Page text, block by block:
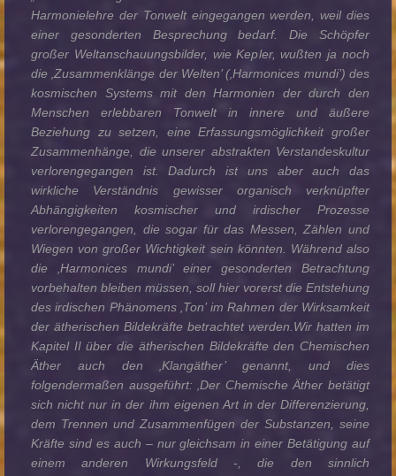
Harmonielehre der Tonwelt eingegangen werden, weil dies
einer gesonderten Besprechung bedarf. Die Schöpfer
großer Weltanschauungsbilder, wie Kepler, wußten ja noch
die ‚Zusammenklänge der Welten’ (‚Harmonices mundi’) des
kosmischen Systems mit den Harmonien der durch den
Menschen erlebbaren Tonwelt in innere und äußere
Beziehung zu setzen, eine Erfassungsmöglichkeit großer
Zusammenhänge, die unserer abstrakten Verstandeskultur
verlorengegangen ist. Dadurch ist uns aber auch das
wirkliche Verständnis gewisser organisch verknüpfter
Abhängigkeiten kosmischer und irdischer Prozesse
verlorengegangen, die sogar für das Messen, Zählen und
Wiegen von großer Wichtigkeit sein könnten. Während also
die ‚Harmonices mundi’ einer gesonderten Betrachtung
vorbehalten bleiben müssen, soll hier vorerst die Entstehung
des irdischen Phänomens ‚Ton’ im Rahmen der Wirksamkeit
der ätherischen Bildekräfte betrachtet werden.Wir hatten im
Kapitel II über die ätherischen Bildekräfte den Chemischen
Äther auch den ‚Klangäther’ genannt, und dies
folgendermaßen ausgeführt: ‚Der Chemische Äther betätigt
sich nicht nur in der ihm eigenen Art in der Differenzierung,
dem Trennen und Zusammenfügen der Substanzen, seine
Kräfte sind es auch – nur gleichsam in einer Betätigung auf
einem anderen Wirkungsfeld -, die den sinnlich